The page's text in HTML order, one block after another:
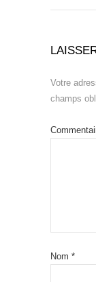
Votre
champs
Nom *